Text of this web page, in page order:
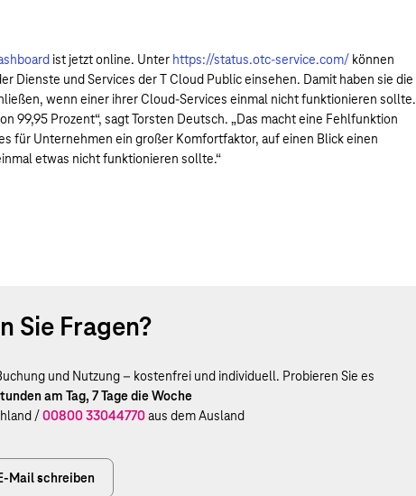
ist jetzt online. Unter https://status.otc-service.com/ können
Dienste und Services der T Cloud Public einsehen. Damit haben sie die
wenn einer ihrer Cloud-Services einmal nicht funktionieren sollte.
99,95 Prozent“, sagt Torsten Deutsch. „Das macht eine Fehlfunktion
für Unternehmen ein großer Komfortfaktor, auf einen Blick einen
etwas nicht funktionieren sollte.“
Sie Fragen?
und Nutzung – kostenfrei und individuell. Probieren Sie es
am Tag, 7 Tage die Woche
/00800 33044770aus dem Ausland
Mail schreiben